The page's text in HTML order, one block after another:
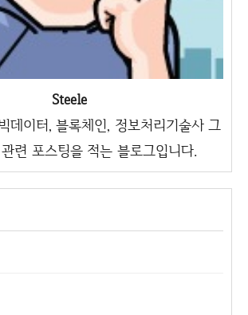
Steele
데이터, 블록체인, 정보처리기술사 그
련 포스팅을 적는 블로그입니다.